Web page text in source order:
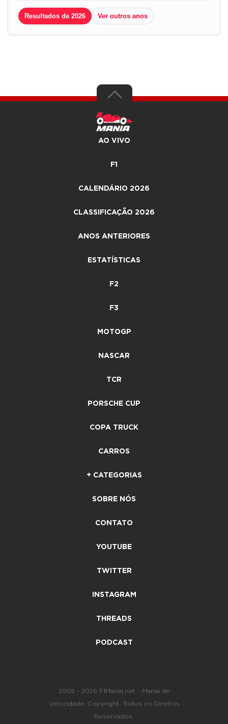
Resultados de 2026 Ver outros anos
AO VIVO
F1
CALENDÁRIO 2026
CLASSIFICAÇÃO 2026
ANOS ANTERIORES
ESTATÍSTICAS
F2
F3
MOTOGP
NASCAR
TCR
PORSCHE CUP
COPA TRUCK
CARROS
+ CATEGORIAS
SOBRE NÓS
CONTATO
YOUTUBE
TWITTER
INSTAGRAM
THREADS
PODCAST
2002 - 2026 F1Mania.net - Mania de
Velocidade. Copyright. Todos os Direitos
Reservados.